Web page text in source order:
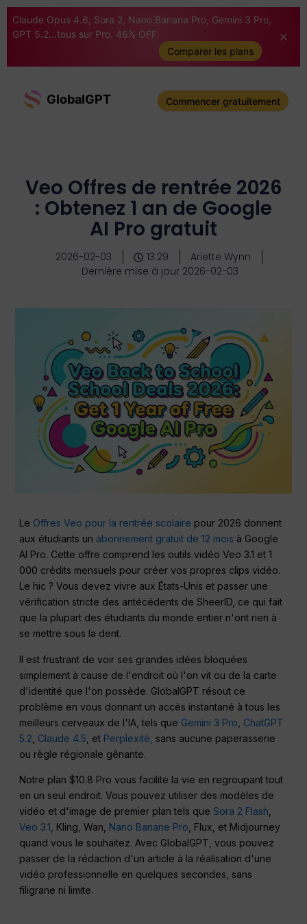
Claude Opus 4.6, Sora 2, Nano Banana Pro, Gemini 3 Pro,
GPT 5.2...tous sur Pro. 46% OFF
Comparer les plans
GlobalGPT Commencer gratuitement
Veo Offres de rentrée 2026
: Obtenez 1 an de Google
AI Pro gratuit
2026-02-03 13:29
Ariette Wynn
Dernière mise à jour 2026-02-03
Le Offres Veo pour la rentrée scolaire pour 2026 donnent
aux étudiants un abonnement gratuit de 12 mois à Google
AI Pro. Cette offre comprend les outils vidéo Veo 3.1 et 1
000 crédits mensuels pour créer vos propres clips vidéo.
Le hic ? Vous devez vivre aux États-Unis et passer une
vérification stricte des antécédents de SheerID, ce qui fait
que la plupart des étudiants du monde entier n'ont rien à
se mettre sous la dent.
Il est frustrant de voir ses grandes idées bloquées
simplement à cause de l'endroit où l'on vit ou de la carte
d'identité que l'on possède. GlobalGPT résout ce
problème en vous donnant un accès instantané à tous les
meilleurs cerveaux de l'IA, tels que Gemini 3 Pro ChatGPT
5.2 Claude 4.5 , et Perplexité, sans aucune paperasserie
ou règle régionale gênante.
Notre plan $10.8 Pro vous facilite la vie en regroupant tout
en un seul endroit. Vous pouvez utiliser des modèles de
vidéo et d'image de premier plan tels queSora 2 Flash
Veo 3.1 , Kling, Wan, Nano Banane Pro , Flux, et Midjourney
quand vous le souhaitez. Avec GlobalGPT, vous pouvez
passer de la rédaction d'un article à la réalisation d'une
vidéo professionnelle en quelques secondes, sans
filigrane ni limite.